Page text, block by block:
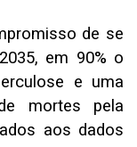
de se
em 90% o
e uma
mortes pela
aos dados